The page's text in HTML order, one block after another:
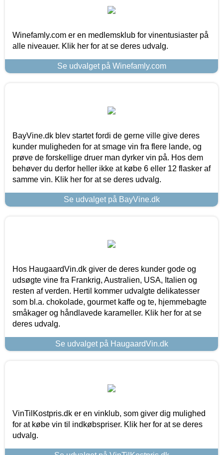
Winefamly.com er en medlemsklub for vinentusiaster på
alle niveauer. Klik her for at se deres udvalg.
Se udvalget på Winefamly.com
BayVine.dk blev startet fordi de gerne ville give deres
kunder muligheden for at smage vin fra flere lande, og
prøve de forskellige druer man dyrker vin på. Hos dem
behøver du derfor heller ikke at købe 6 eller 12 flasker af
samme vin. Klik her for at se deres udvalg.
Se udvalget på BayVine.dk
Hos HaugaardVin.dk giver de deres kunder gode og
udsøgte vine fra Frankrig, Australien, USA, Italien og
resten af verden. Hertil kommer udvalgte delikatesser
som bl.a. chokolade, gourmet kaffe og te, hjemmebagte
småkager og håndlavede karameller. Klik her for at se
deres udvalg.
Se udvalget på HaugaardVin.dk
VinTilKostpris.dk er en vinklub, som giver dig mulighed
for at købe vin til indkøbspriser. Klik her for at se deres
udvalg.